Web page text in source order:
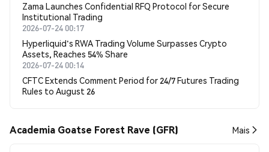
Zama Launches Confidential RFQ Protocol for Secure
Institutional Trading
2026-07-24 00:17
Hyperliquid's RWA Trading Volume Surpasses Crypto
Assets, Reaches 54% Share
2026-07-24 00:14
CFTC Extends Comment Period for 24/7 Futures Trading
Rules to August 26
Academia Goatse Forest Rave (GFR) Mais